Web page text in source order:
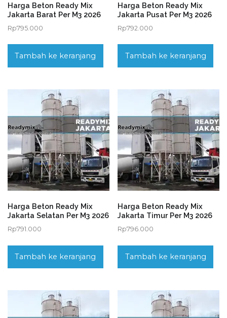
Harga Beton Ready Mix
Jakarta Barat Per M3 2026
Rp795.000
Tambah ke keranjang
Harga Beton Ready Mix
Jakarta Pusat Per M3 2026
Rp792.000
Tambah ke keranjang
Harga Beton Ready Mix
Jakarta Selatan Per M3 2026
Rp791.000
Tambah ke keranjang
Harga Beton Ready Mix
Jakarta Timur Per M3 2026
Rp796.000
Tambah ke keranjang